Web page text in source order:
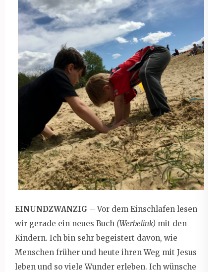
EINUNDZWANZIG – Vor dem Einschlafen lesen
wir gerade ein neues Buch (Werbelink) mit den
Kindern. Ich bin sehr begeistert davon, wie
Menschen früher und heute ihren Weg mit Jesus
leben und so viele Wunder erleben. Ich wünsche